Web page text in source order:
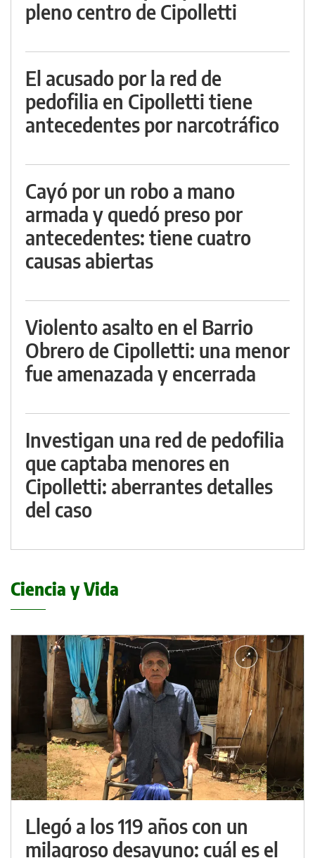
pleno centro de Cipolletti
El acusado por la red de
pedofilia en Cipolletti tiene
antecedentes por narcotráfico
Cayó por un robo a mano
armada y quedó preso por
antecedentes: tiene cuatro
causas abiertas
Violento asalto en el Barrio
Obrero de Cipolletti: una menor
fue amenazada y encerrada
Investigan una red de pedofilia
que captaba menores en
Cipolletti: aberrantes detalles
del caso
Ciencia y Vida
Llegó a los 119 años con un
milagroso desayuno: cuál es el